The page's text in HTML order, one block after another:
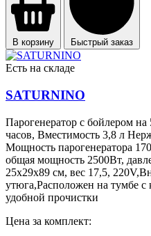
В корзину Быстрый заказ
Есть на складе
SATURNINO
Парогенератор с бойлером
часов, Вместимость 3,8 л
Мощность парогенератора
общая мощность 2500Вт,
25х29х89 см, вес 17,5,
утюга,Расположен на тумбе с
удобной прочистки
Цена за комплект: